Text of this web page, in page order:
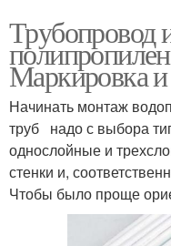
Трубопровод
Маркировка
Начинать монтаж
труб надо с выбора
однослойные и
стенки и,
Чтобы было проще